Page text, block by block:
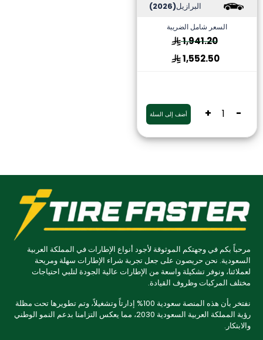
البرازيل(2026)
السعر شامل الضريبة
1,941.20
1,552.50
-
+ أضف إلى السلة
مرحباً بكم في وجهتكم الموثوقة لأجود أنواع الإطارات في المملكة العربية
السعودية. نحن حريصون على جعل تجربة شراء الإطارات سهلة ومريحة
لعملائنا، ونوفر تشكيلة واسعة من الإطارات عالية الجودة لتلبي احتياجات
مختلف المركبات وظروف القيادة.
نفتخر بأن هذه المنصة سعودية 100% إدارتاً وتشغيلاً، وتم تطويرها تحت مظلة
رؤية المملكة العربية السعودية 2030، مما يعكس التزامنا بدعم النمو الوطني
والابتكار.